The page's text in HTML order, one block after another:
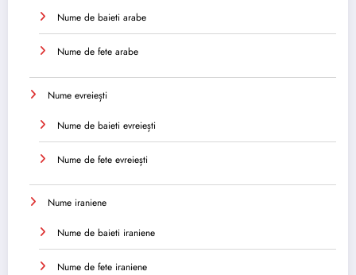
Nume de baieti arabe
Nume de fete arabe
Nume evreiești
Nume de baieti evreiești
Nume de fete evreiești
Nume iraniene
Nume de baieti iraniene
Nume de fete iraniene